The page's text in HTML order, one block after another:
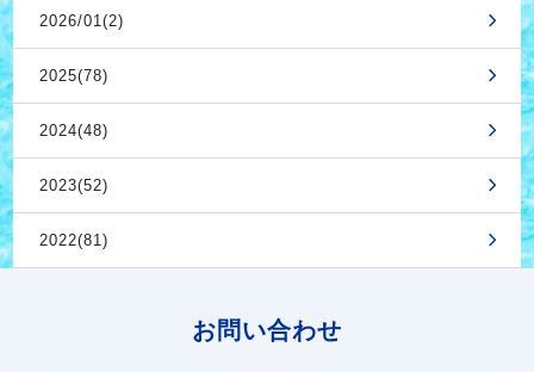
2026/01(2)
2025(78)
2024(48)
2023(52)
2022(81)
お問い合わせ